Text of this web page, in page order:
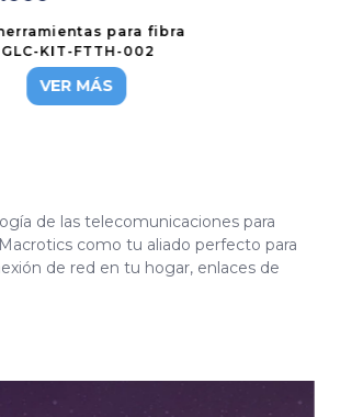
para fibra
KIT-FTTH-002
VER MÁS
de las telecomunicaciones para
como tu aliado perfecto para
de red en tu hogar, enlaces de